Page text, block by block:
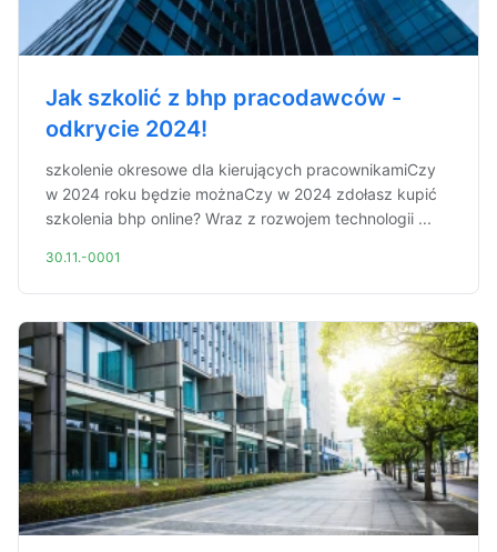
Jak szkolić z bhp pracodawców -
odkrycie 2024!
szkolenie okresowe dla kierujących pracownikamiCzy
w 2024 roku będzie możnaCzy w 2024 zdołasz kupić
szkolenia bhp online? Wraz z rozwojem technologii ...
30.11.-0001